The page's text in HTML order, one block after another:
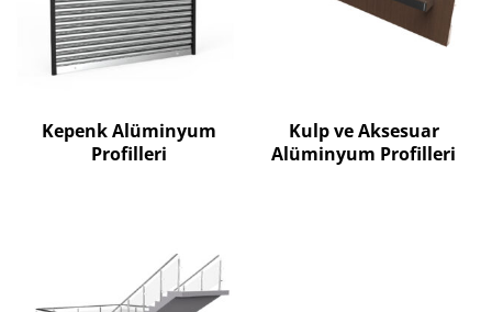
Kepenk Alüminyum
Profilleri
Kulp ve Aksesuar
Alüminyum Profilleri